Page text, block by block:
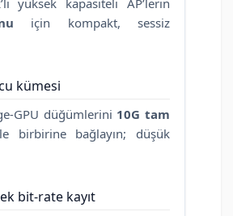
yüksek kapasiteli AP’lerin
için kompakt, sessiz
kümesi
GPU düğümlerini 10G tam
birbirine bağlayın; düşük
bit-rate kayıt